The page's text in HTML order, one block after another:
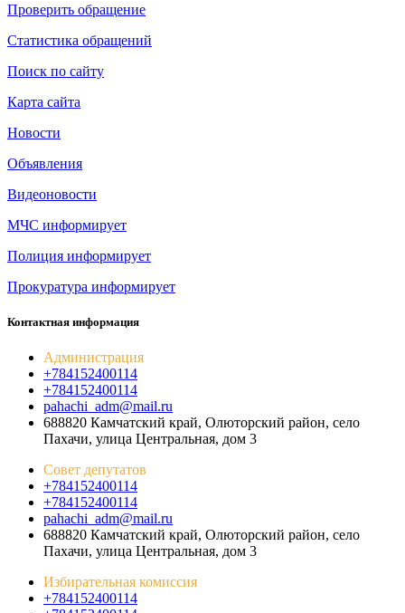
Проверить обращение
Статистика обращений
Поиск по сайту
Карта сайта
Новости
Объявления
Видеоновости
МЧС информирует
Полиция информирует
Прокуратура информирует
Контактная информация
Администрация
+784152400114
+784152400114
pahachi_adm@mail.ru
688820 Камчатский край, Олюторский район, село
Пахачи, улица Центральная, дом 3
Совет депутатов
+784152400114
+784152400114
pahachi_adm@mail.ru
688820 Камчатский край, Олюторский район, село
Пахачи, улица Центральная, дом 3
Избирательная комиссия
+784152400114